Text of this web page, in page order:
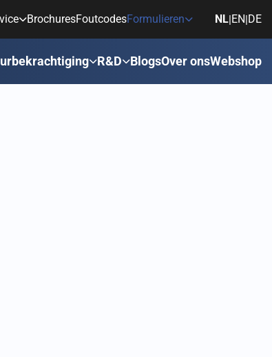
BrochuresFoutcodesFormulieren NL|EN|DE
R&D BlogsOver onsWebshop